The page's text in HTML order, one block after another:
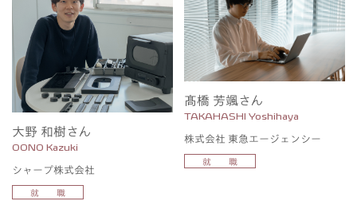
大野 和樹さん
OONO Kazuki
シャープ株式会社
就 職
髙橋 芳颯さん
TAKAHASHI Yoshihaya
株式会社 東急エージェンシー
就 職